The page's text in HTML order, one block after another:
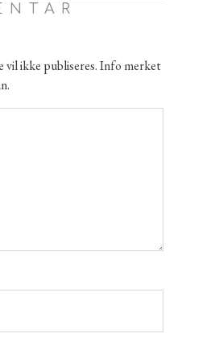
vil ikke publiseres. Info merket